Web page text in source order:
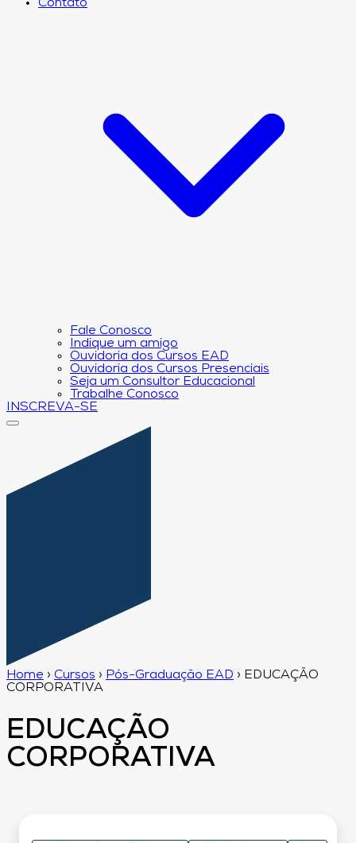
Contato
Fale Conosco
Indique um amigo
Ouvidoria dos Cursos EAD
Ouvidoria dos Cursos Presenciais
Seja um Consultor Educacional
Trabalhe Conosco
INSCREVA-SE
Home › Cursos › Pós-Graduação EAD › EDUCAÇÃO
CORPORATIVA
EDUCAÇÃO
CORPORATIVA